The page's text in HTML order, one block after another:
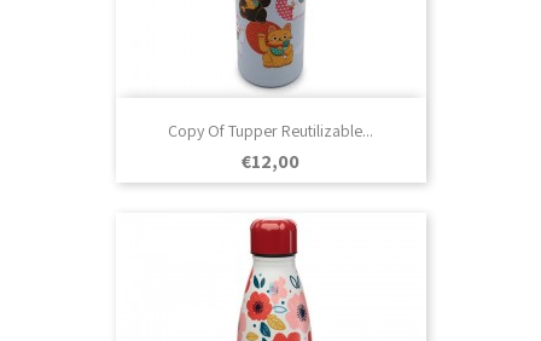
Copy Of Tupper Reutilizable...
Prezo
€12,00